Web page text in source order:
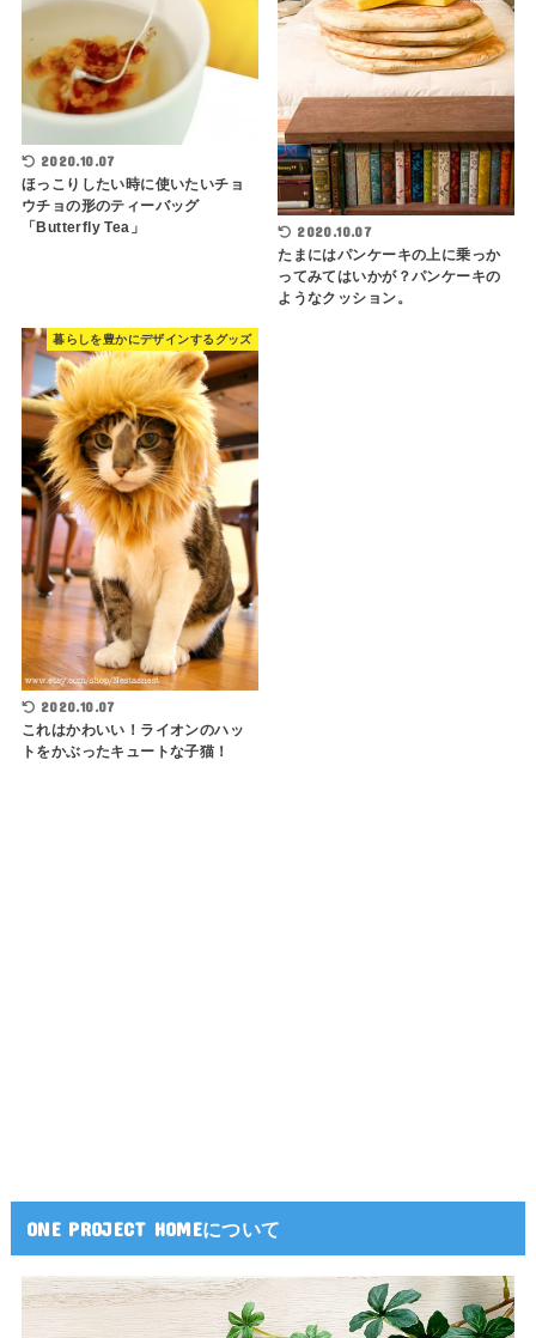
2020.10.07
ほっこりしたい時に使いたいチョ
ウチョの形のティーバッグ
「Butterfly Tea」
2020.10.07
たまにはパンケーキの上に乗っか
ってみてはいかが？パンケーキの
ようなクッション。
暮らしを豊かにデザインするグッズ
2020.10.07
これはかわいい！ライオンのハッ
トをかぶったキュートな子猫！
ONE PROJECT HOMEについて